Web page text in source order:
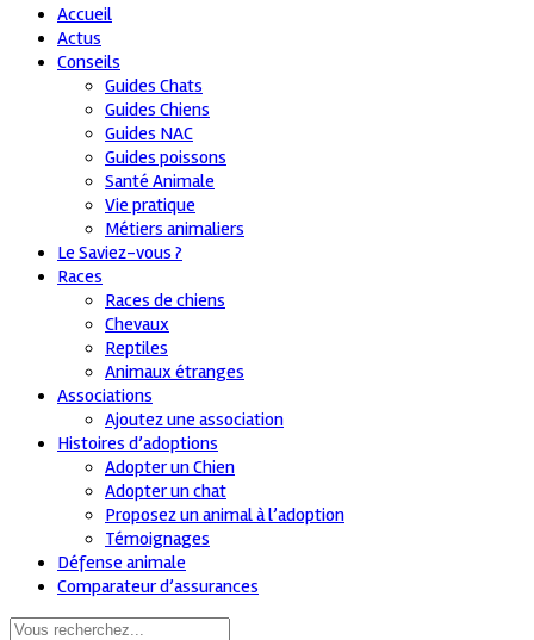
Accueil
Actus
Conseils
Guides Chats
Guides Chiens
Guides NAC
Guides poissons
Santé Animale
Vie pratique
Métiers animaliers
Le Saviez-vous ?
Races
Races de chiens
Chevaux
Reptiles
Animaux étranges
Associations
Ajoutez une association
Histoires d’adoptions
Adopter un Chien
Adopter un chat
Proposez un animal à l’adoption
Témoignages
Défense animale
Comparateur d’assurances